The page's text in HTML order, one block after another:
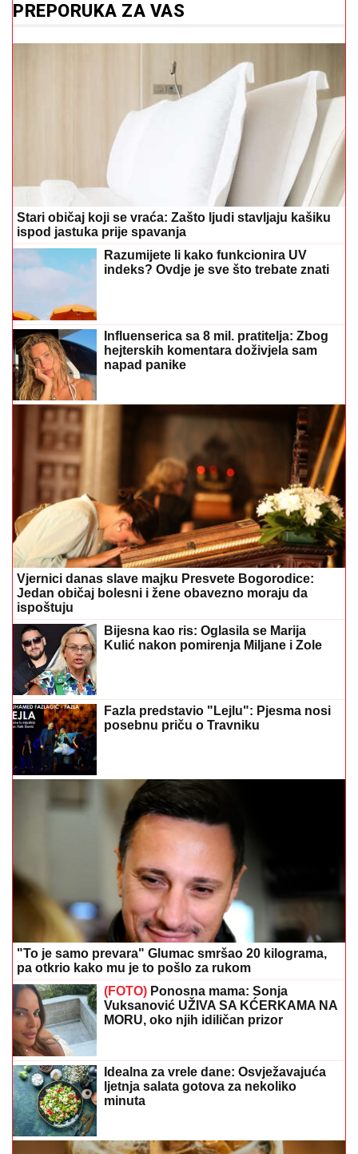
PREPORUKA ZA VAS
Stari običaj koji se vraća: Zašto ljudi stavljaju kašiku
ispod jastuka prije spavanja
Razumijete li kako funkcionira UV
indeks? Ovdje je sve što trebate znati
Influenserica sa 8 mil. pratitelja: Zbog
hejterskih komentara doživjela sam
napad panike
Vjernici danas slave majku Presvete Bogorodice:
Jedan običaj bolesni i žene obavezno moraju da
ispoštuju
Bijesna kao ris: Oglasila se Marija
Kulić nakon pomirenja Miljane i Zole
Fazla predstavio "Lejlu": Pjesma nosi
posebnu priču o Travniku
"To je samo prevara" Glumac smršao 20 kilograma,
pa otkrio kako mu je to pošlo za rukom
(FOTO) Ponosna mama: Sonja
Vuksanović UŽIVA SA KĆERKAMA NA
MORU, oko njih idiličan prizor
Idealna za vrele dane: Osvježavajuća
ljetnja salata gotova za nekoliko
minuta